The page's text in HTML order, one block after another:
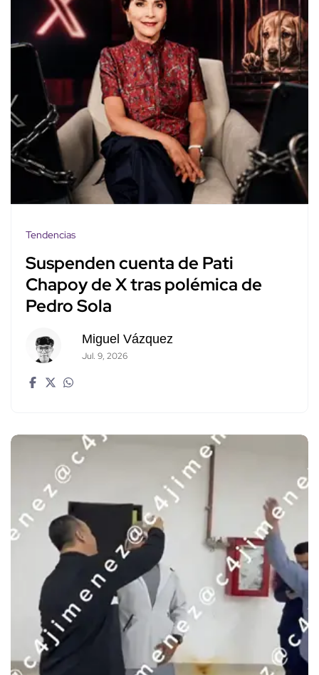
Tendencias
Suspenden cuenta de Pati
Chapoy de X tras polémica de
Pedro Sola
Miguel Vázquez
Jul. 9, 2026